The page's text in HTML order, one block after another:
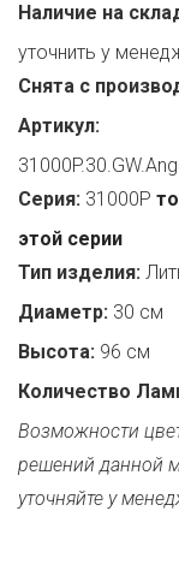
Наличие на
уточнить у
Снята с
Артикул:
Серия: 31000P
этой серии
Тип изделия:
Диаметр: 30 см
Высота: 96 см
Количество
Возможности
решений данной
уточняйте у